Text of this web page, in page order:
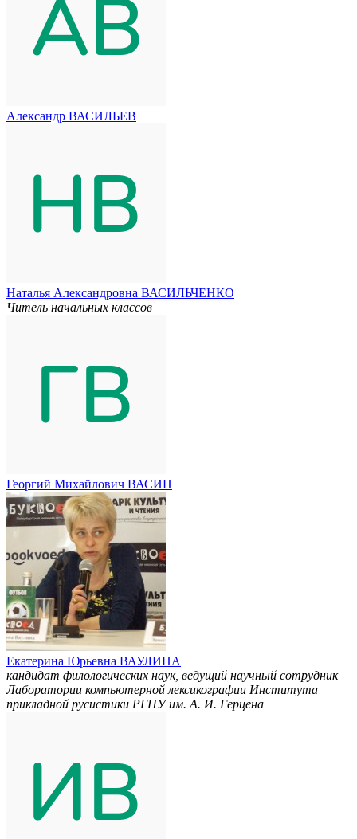
Александр ВАСИЛЬЕВ
Наталья Александровна ВАСИЛЬЧЕНКО
Читель начальных классов
Георгий Михайлович ВАСИН
Екатерина Юрьевна ВАУЛИНА
кандидат филологических наук, ведущий научный сотрудник
Лаборатории компьютерной лексикографии Института
прикладной русистики РГПУ им. А. И. Герцена